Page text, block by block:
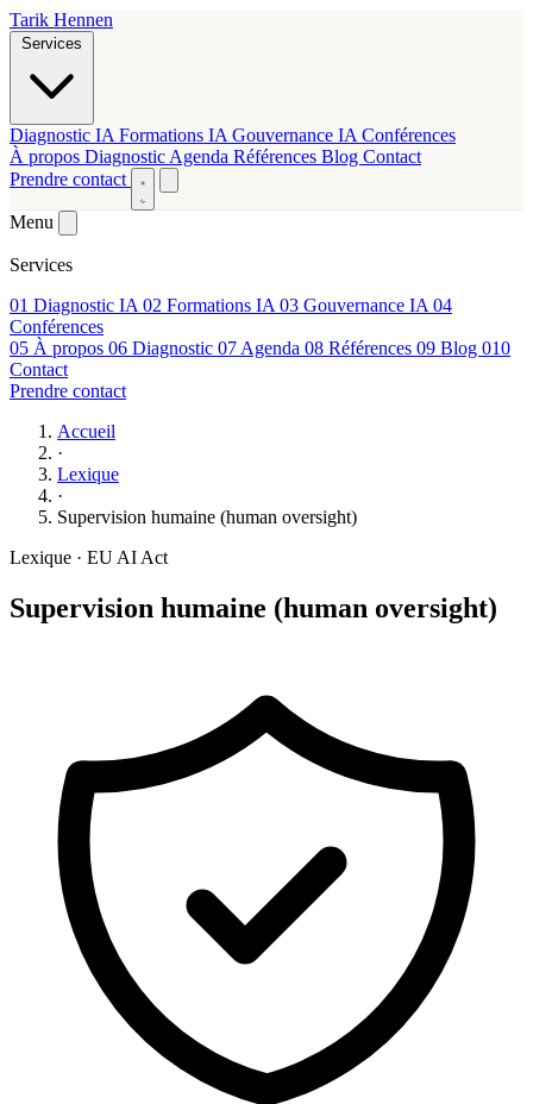
Tarik Hennen
Diagnostic IA Formations IA Gouvernance IA Conférences
À propos Diagnostic Agenda Références Blog Contact
Prendre contact
Menu
Services
01 Diagnostic IA 02 Formations IA 03 Gouvernance IA 04
Conférences
05 À propos 06 Diagnostic 07 Agenda 08 Références 09 Blog 010
Contact
Prendre contact
Accueil
·
Lexique
·
Supervision humaine (human oversight)
Lexique · EU AI Act
Supervision humaine (human oversight)